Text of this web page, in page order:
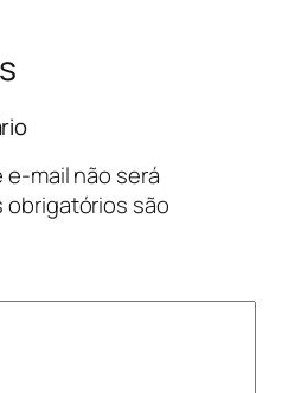
mail não será
obrigatórios são